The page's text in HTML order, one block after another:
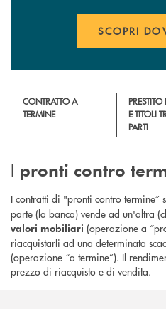
SCOPRI
CONTRATTO A
TERMINE
E TITOLI
PARTI
I pronti contro
I contratti di "pronti contro termine”
parte (la banca) vende ad un'altra
valori mobiliari (operazione a
riacquistarli ad una determinata
(operazione “a termine”). Il
prezzo di riacquisto e di vendita.